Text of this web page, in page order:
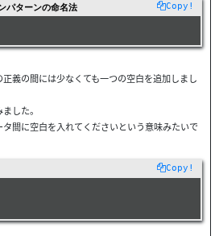
Copy!
ターンの命名法
義の間には少なくても一つの空白を追加しまし
した。
間に空白を入れてくださいという意味みたいで
Copy!